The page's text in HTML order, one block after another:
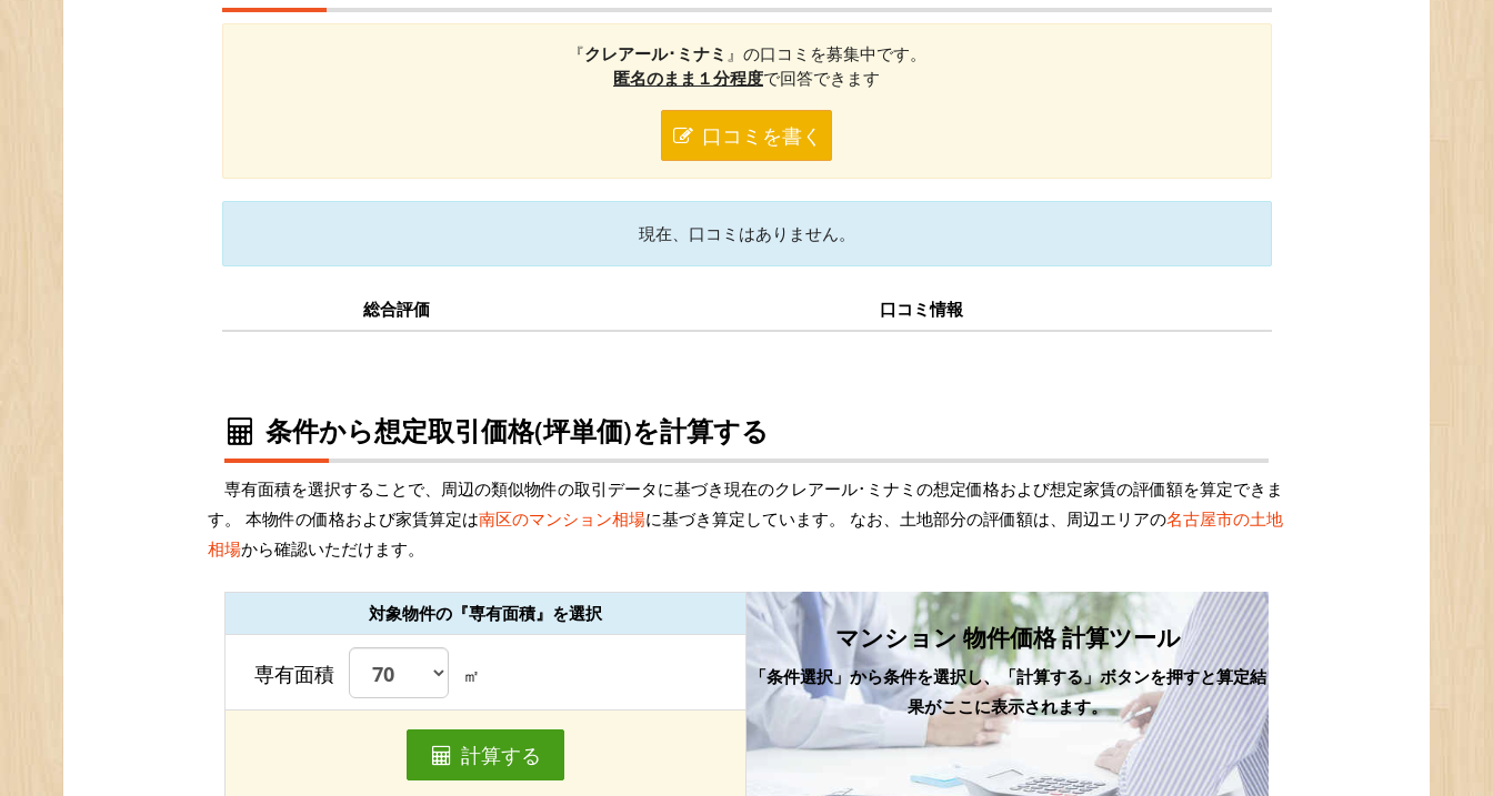
『クレアール･ミナミ 』の口コミを募集中です。
匿名のまま１分程度で回答できます
口コミを書く
現在、口コミはありません。
総合評価 口コミ情報
条件から想定取引価格(坪単価)を計算する
専有面積を選択することで、周辺の類似物件の取引データに基づき現在のクレアール･ミナミの想定価格および想定家賃の評価額を算定できま
す。 本物件の価格および家賃算定は南区のマンション相場に基づき算定しています。 なお、土地部分の評価額は、周辺エリアの名古屋市の土地
相場から確認いただけます。
対象物件の『専有面積』を選択
専有面積 ㎡
計算する
マンション 物件価格 計算ツール
「条件選択」から条件を選択し、「計算する」ボタンを押すと算定結
果がここに表示されます。